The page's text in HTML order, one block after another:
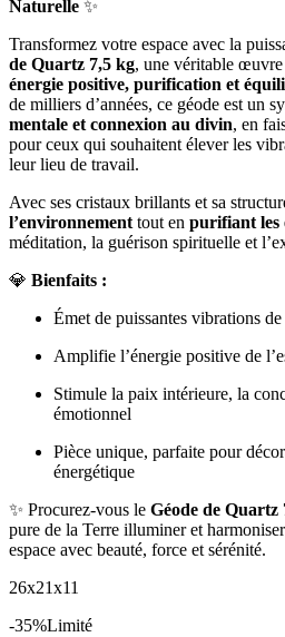
Naturelle ✨
Transformez votre espace avec la
de Quartz 7,5 kg, une véritable
énergie positive, purification et
de milliers d’années, ce géode est un
mentale et connexion au divin, en
pour ceux qui souhaitent élever les
leur lieu de travail.
Avec ses cristaux brillants et sa
l’environnementtout en purifiant les
méditation, la guérison spirituelle et
💎 Bienfaits :
Émet de puissantes vibrations
Amplifie l’énergie positive de
Stimule la paix intérieure, la
émotionnel
Pièce unique, parfaite pour
énergétique
✨ Procurez-vous le Géode de Quartz
pure de la Terre illuminer et
espace avec beauté, force et sérénité.
26x21x11
-35%Limité